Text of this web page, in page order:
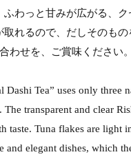
わっと甘みが広がる、
取れるので、だしそのも
わせを、ご賞味ください。
Dashi Tea” uses only three
The transparent and clear
taste. Tuna flakes are
and elegant dishes, which